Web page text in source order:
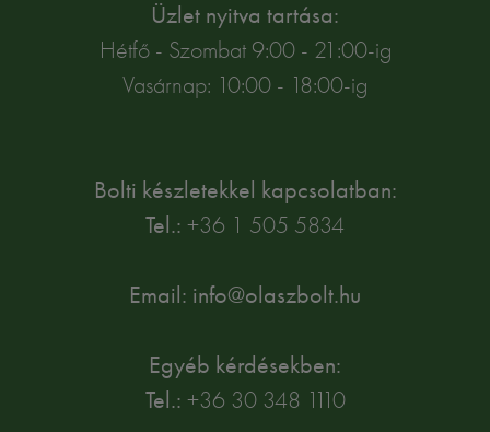
Üzlet nyitva tartása:
Hétfő - Szombat 9:00 - 21:00-ig
Vasárnap: 10:00 - 18:00-ig
Bolti készletekkel kapcsolatban:
Tel.: +36 1 505 5834
Email: info@olaszbolt.hu
Egyéb kérdésekben:
Tel.: +36 30 348 1110